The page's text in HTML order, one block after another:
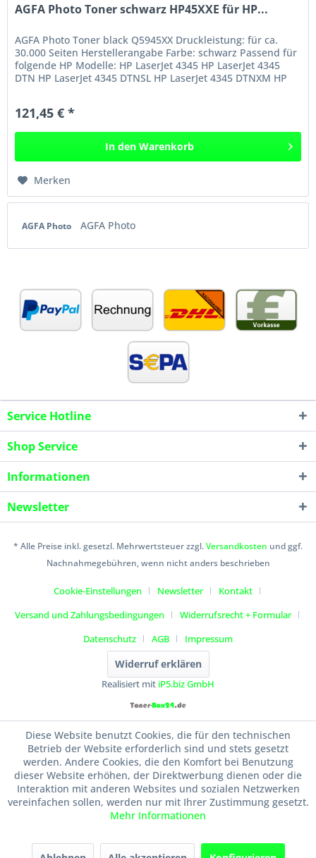
AGFA Photo Toner schwarz HP45XXE für HP...
AGFA Photo Toner black Q5945XX Druckleistung: für ca.
30.000 Seiten Herstellerangabe Farbe: schwarz Passend für
folgende HP Modelle: HP LaserJet 4345 HP LaserJet 4345
DTN HP LaserJet 4345 DTNSL HP LaserJet 4345 DTNXM HP
121,45 € *
In den Warenkorb
Merken
AGFA Photo AGFA Photo
Service Hotline
Shop Service
Informationen
Newsletter
* Alle Preise inkl. gesetzl. Mehrwertsteuer zzgl.Versandkosten und ggf.
Nachnahmegebühren, wenn nicht anders beschrieben
Cookie-Einstellungen Newsletter
Kontakt
Versand und Zahlungsbedingungen
Widerrufsrecht + Formular
Datenschutz
AGB Impressum
Widerruf erklären
Realisiert mit iP5.biz GmbH
Diese Website benutzt Cookies, die für den technischen
Betrieb der Website erforderlich sind und stets gesetzt
werden. Andere Cookies, die den Komfort bei Benutzung
dieser Website erhöhen, der Direktwerbung dienen oder die
Interaktion mit anderen Websites und sozialen Netzwerken
vereinfachen sollen, werden nur mit Ihrer Zustimmung gesetzt.
Mehr Informationen